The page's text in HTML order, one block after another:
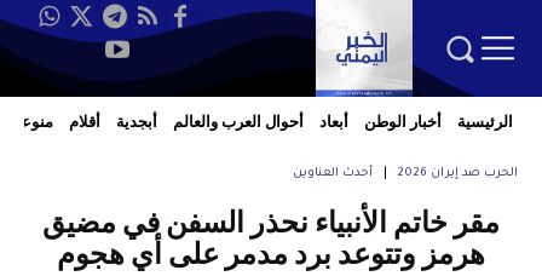
الرئيسية أخبار الوطن أبعاد أحوال العرب والعالم أبجدية أقلام منوعات
الحرب ضد إيران 2026 أحدث العناوين
مقر خاتم الأنبياء نحذر السفن في مضيق
هرمز وتتوعد برد مدمر على أي هجوم